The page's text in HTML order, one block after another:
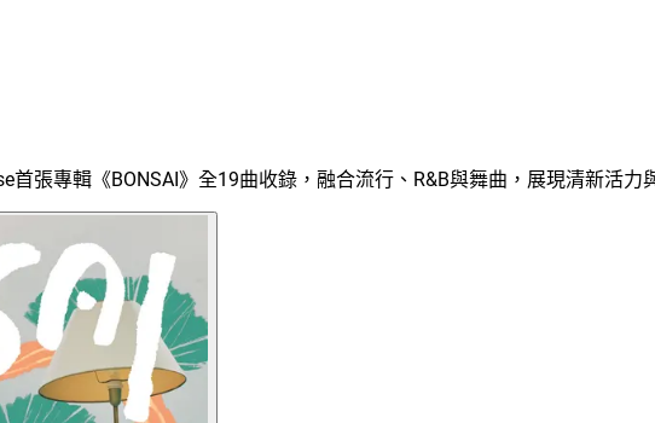
張專輯《BONSAI》全19曲收錄，融合流行、R&B與舞曲，展現清新活力